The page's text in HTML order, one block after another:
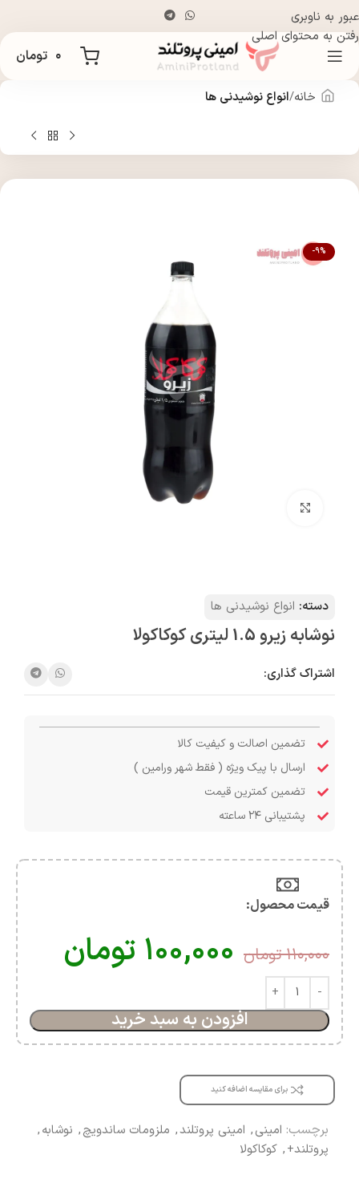
عبور به ناوبری
رفتن به محتوای اصلی
۰ تومان
خانه انواع نوشیدنی ها
-9%
دسته: انواع نوشیدنی ها
نوشابه زیرو 1.5 لیتری کوکاکولا
اشتراک گذاری:
تضمین اصالت و کیفیت کالا
ارسال با پیک ویژه ( فقط شهر ورامین )
تضمین کمترین قیمت
پشتیبانی ۲۴ ساعته
قیمت محصول:​
۱۱۰,۰۰۰ تومان ۱۰۰,۰۰۰ تومان
افزودن به سبد خرید
برای مقایسه اضافه کنید
برچسب: امینی, امینی پروتلند, ملزومات ساندویچ, نوشابه,
پروتلند+, کوکاکولا